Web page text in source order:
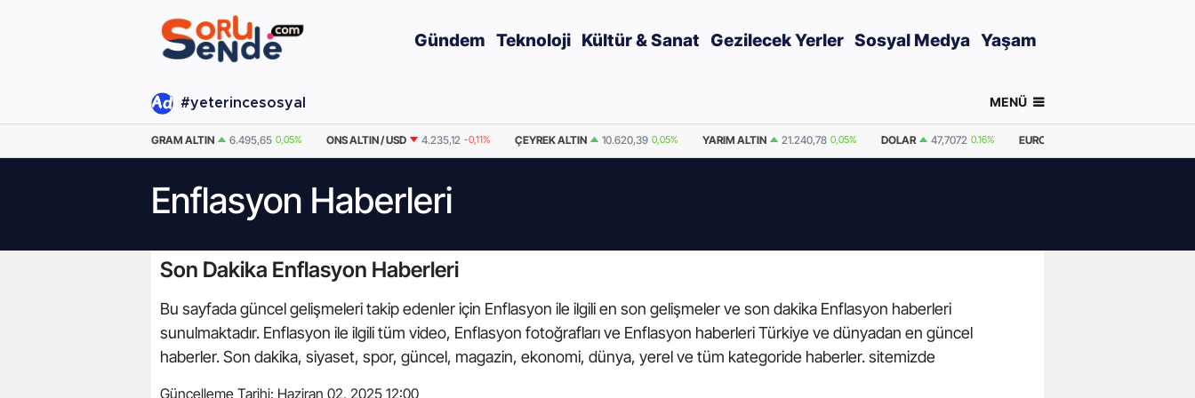
Gündem Teknoloji Kültür & Sanat Gezilecek Yerler Sosyal Medya Yaşam
#yeterincesosyal MENÜ
GRAM ALTIN 6.495,65 0,05% ONS ALTIN / USD 4.235,12 -0,11% ÇEYREK ALTIN 10.620,39 0,05% YARIM ALTIN 21.240,78 0,05% DOLAR 47,7072 0.16% EURO
Enflasyon Haberleri
Son Dakika Enflasyon Haberleri
Bu sayfada güncel gelişmeleri takip edenler için Enflasyon ile ilgili en son gelişmeler ve son dakika Enflasyon haberleri
sunulmaktadır. Enflasyon ile ilgili tüm video, Enflasyon fotoğrafları ve Enflasyon haberleri Türkiye ve dünyadan en güncel
haberler. Son dakika, siyaset, spor, güncel, magazin, ekonomi, dünya, yerel ve tüm kategoride haberler. sitemizde
Güncelleme Tarihi: Haziran 02, 2025 12:00